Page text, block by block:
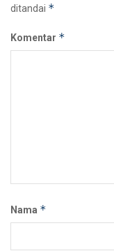
ditandai *
Komentar *
Nama *